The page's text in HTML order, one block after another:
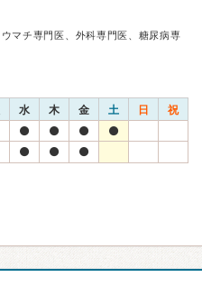
マチ専門医、外科専門医、糖尿病専
水 木 金 土 日 祝